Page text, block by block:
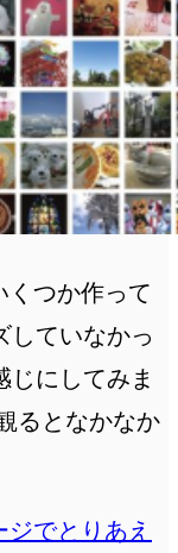
くつか作って
していなかっ
じにしてみま
るとなかなか
ジでとりあえ